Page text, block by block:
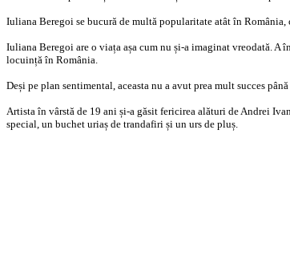
Iuliana Beregoi se bucură de multă popularitate atât în
Iuliana Beregoi are o viața așa cum nu și-a imaginat vreodată. A
locuință în România.
Deși pe plan sentimental, aceasta nu a avut prea mult succes
Artista în vârstă de 19 ani și-a găsit fericirea alături de Andrei
special, un buchet uriaș de trandafiri și un urs de pluș.